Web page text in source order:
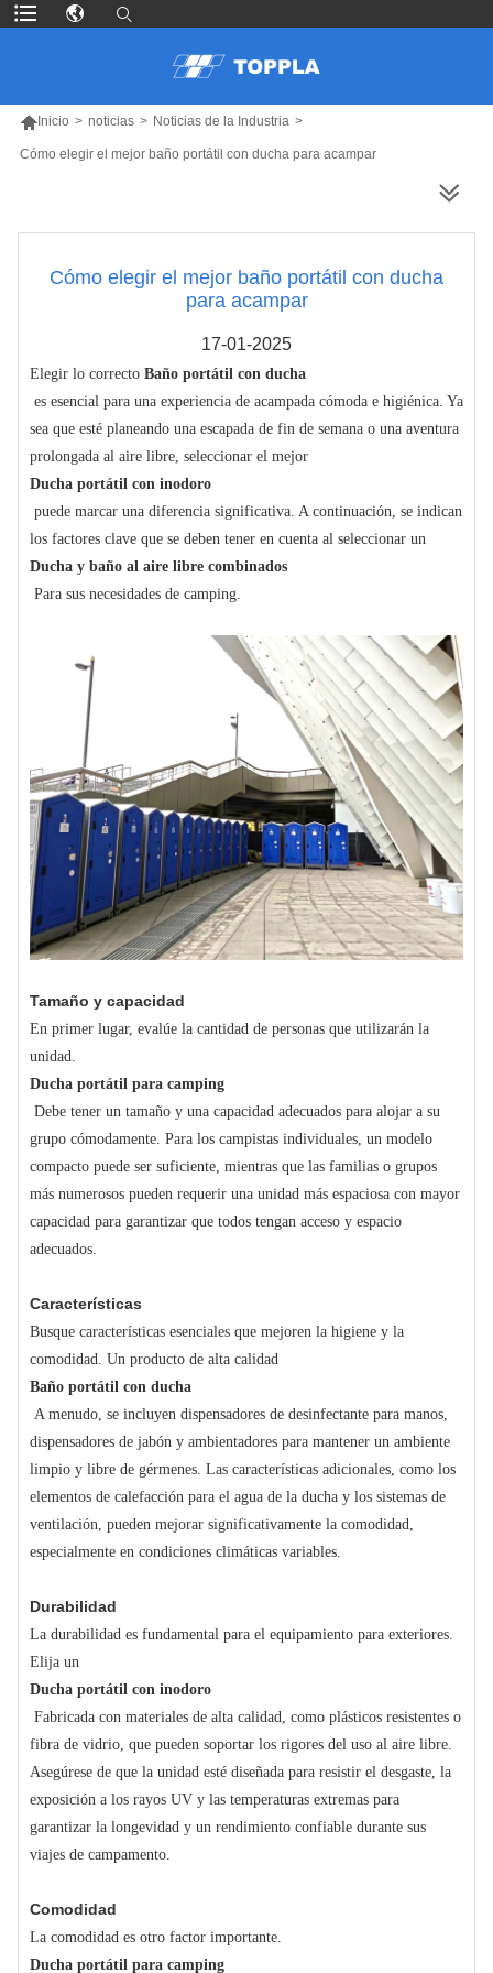
Inicio > noticias > Noticias de la Industria >
Cómo elegir el mejor baño portátil con ducha para acampar
Cómo elegir el mejor baño portátil con ducha
para acampar
17-01-2025
Elegir lo correcto Baño portátil con ducha
es esencial para una experiencia de acampada cómoda e higiénica. Ya
sea que esté planeando una escapada de fin de semana o una aventura
prolongada al aire libre, seleccionar el mejor
Ducha portátil con inodoro
puede marcar una diferencia significativa. A continuación, se indican
los factores clave que se deben tener en cuenta al seleccionar un
Ducha y baño al aire libre combinados
Para sus necesidades de camping.
Tamaño y capacidad
En primer lugar, evalúe la cantidad de personas que utilizarán la
unidad.
Ducha portátil para camping
Debe tener un tamaño y una capacidad adecuados para alojar a su
grupo cómodamente. Para los campistas individuales, un modelo
compacto puede ser suficiente, mientras que las familias o grupos
más numerosos pueden requerir una unidad más espaciosa con mayor
capacidad para garantizar que todos tengan acceso y espacio
adecuados.
Características
Busque características esenciales que mejoren la higiene y la
comodidad. Un producto de alta calidad
Baño portátil con ducha
A menudo, se incluyen dispensadores de desinfectante para manos,
dispensadores de jabón y ambientadores para mantener un ambiente
limpio y libre de gérmenes. Las características adicionales, como los
elementos de calefacción para el agua de la ducha y los sistemas de
ventilación, pueden mejorar significativamente la comodidad,
especialmente en condiciones climáticas variables.
Durabilidad
La durabilidad es fundamental para el equipamiento para exteriores.
Elija un
Ducha portátil con inodoro
Fabricada con materiales de alta calidad, como plásticos resistentes o
fibra de vidrio, que pueden soportar los rigores del uso al aire libre.
Asegúrese de que la unidad esté diseñada para resistir el desgaste, la
exposición a los rayos UV y las temperaturas extremas para
garantizar la longevidad y un rendimiento confiable durante sus
viajes de campamento.
Comodidad
La comodidad es otro factor importante.
Ducha portátil para camping